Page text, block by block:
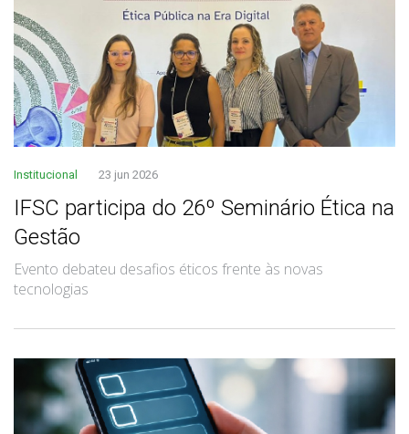
Institucional 23 jun 2026
IFSC participa do 26º Seminário Ética na
Gestão
Evento debateu desafios éticos frente às novas
tecnologias